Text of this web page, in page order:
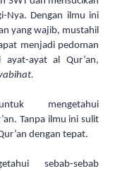
Nya. Dengan ilmu ini
yang wajib, mustahil
menjadi pedoman
ayat-ayat al Qur’an,
mengetahui
Tanpa ilmu ini sulit
dengan tepat.
sebab-sebab